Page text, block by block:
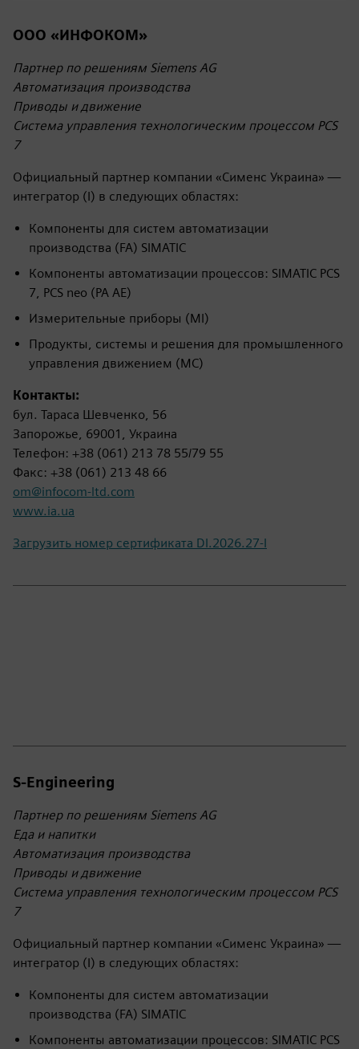
ООО «ИНФОКОМ»
Партнер по решениям Siemens AG
Автоматизация производства
Приводы и движение
Система управления технологическим процессом PCS
7
Официальный партнер компании «Сименс Украина» —
интегратор (I) в следующих областях:
Компоненты для систем автоматизации
производства (FA) SIMATIC
Компоненты автоматизации процессов: SIMATIC PCS
7, PCS neo (PA AE)
Измерительные приборы (MI)
Продукты, системы и решения для промышленного
управления движением (MC)
Контакты:
бул. Тараса Шевченко, 56
Запорожье, 69001, Украина
Телефон: +38 (061) 213 78 55/79 55
Факс: +38 (061) 213 48 66
om@infocom-ltd.com
www.ia.ua
Загрузить номер сертификата DI.2026.27-I
S-Engineering
Партнер по решениям Siemens AG
Еда и напитки
Автоматизация производства
Приводы и движение
Система управления технологическим процессом PCS
7
Официальный партнер компании «Сименс Украина» —
интегратор (I) в следующих областях:
Компоненты для систем автоматизации
производства (FA) SIMATIC
Компоненты автоматизации процессов: SIMATIC PCS